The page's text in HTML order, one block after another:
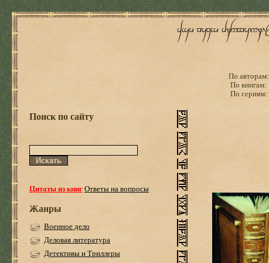
По авторам:
По книгам:
По сериям:
Поиск по сайту
Цитаты из книгОтветы на вопросы
Жанры
Военное дело
Деловая литература
Детективы и Триллеры